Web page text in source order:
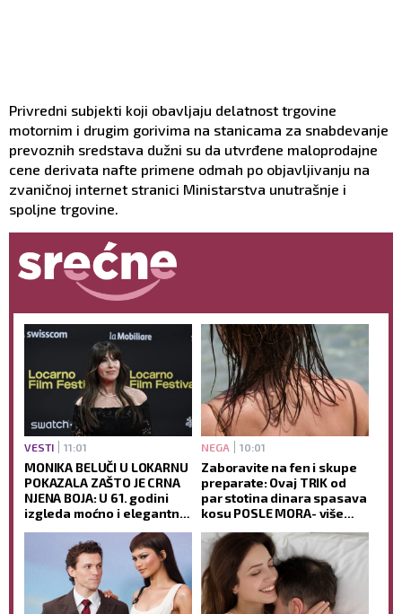
Privredni subjekti koji obavljaju delatnost trgovine
motornim i drugim gorivima na stanicama za snabdevanje
prevoznih sredstava dužni su da utvrđene maloprodajne
cene derivata nafte primene odmah po objavljivanju na
zvaničnoj internet stranici Ministarstva unutrašnje i
spoljne trgovine.
VESTI 11:01
MONIKA BELUČI U LOKARNU
POKAZALA ZAŠTO JE CRNA
NJENA BOJA: U 61. godini
izgleda moćno i elegantno,
komentarišu (FOTO)
NEGA 10:01
Zaboravite na fen i skupe
preparate: Ovaj TRIK od
par stotina dinara spasava
kosu POSLE MORA- više